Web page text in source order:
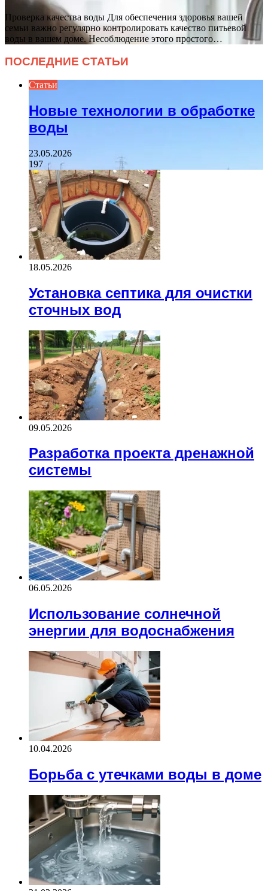
Проверка качества воды Для обеспечения здоровья вашей
семьи важно регулярно контролировать качество питьевой
воды в вашем доме. Несоблюдение этого простого…
ПОСЛЕДНИЕ СТАТЬИ
Статьи
Новые технологии в обработке
воды
23.05.2026
197
18.05.2026
Установка септика для очистки
сточных вод
09.05.2026
Разработка проекта дренажной
системы
06.05.2026
Использование солнечной
энергии для водоснабжения
10.04.2026
Борьба с утечками воды в доме